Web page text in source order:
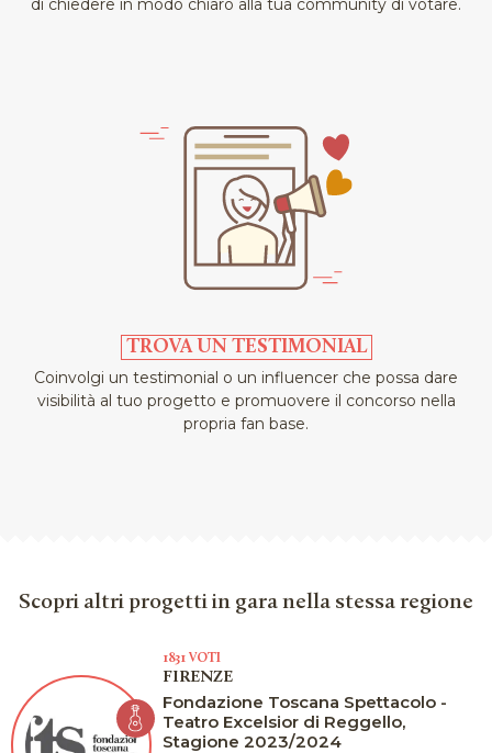
di chiedere in modo chiaro alla tua community di votare.
TROVA UN TESTIMONIAL
Coinvolgi un testimonial o un influencer che possa dare
visibilità al tuo progetto e promuovere il concorso nella
propria fan base.
Scopri altri progetti in gara nella stessa regione
1831 VOTI
FIRENZE
Fondazione Toscana Spettacolo -
Teatro Excelsior di Reggello,
Stagione 2023/2024